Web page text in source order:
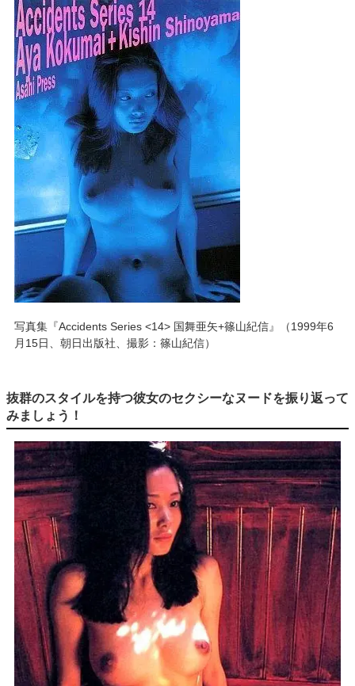
写真集『Accidents Series <14> 国舞亜矢+篠山紀信』（1999年6
月15日、朝日出版社、撮影：篠山紀信）
抜群のスタイルを持つ彼女のセクシーなヌードを振り返って
みましょう！